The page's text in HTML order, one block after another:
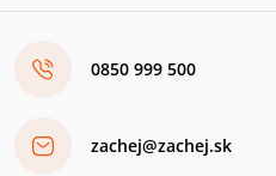
0850 999 500
zachej@zachej.sk